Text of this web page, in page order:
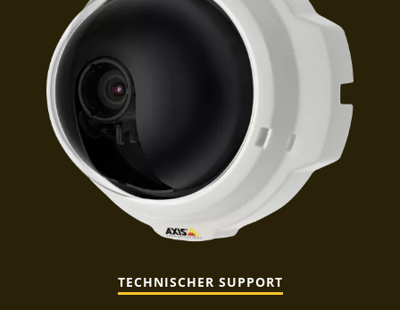
TECHNISCHER SUPPORT